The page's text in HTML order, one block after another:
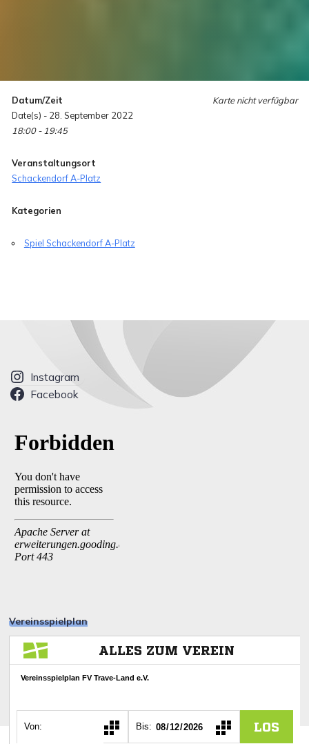
Karte nicht verfügbar
Datum/Zeit
Date(s) - 28. September 2022
18:00 - 19:45
Veranstaltungsort
Schackendorf A-Platz
Kategorien
Spiel Schackendorf A-Platz
Instagram
Facebook
Vereinsspielplan